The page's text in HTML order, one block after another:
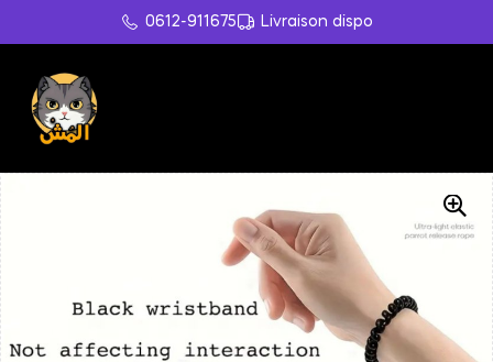
0612-911675 Livraison dispo